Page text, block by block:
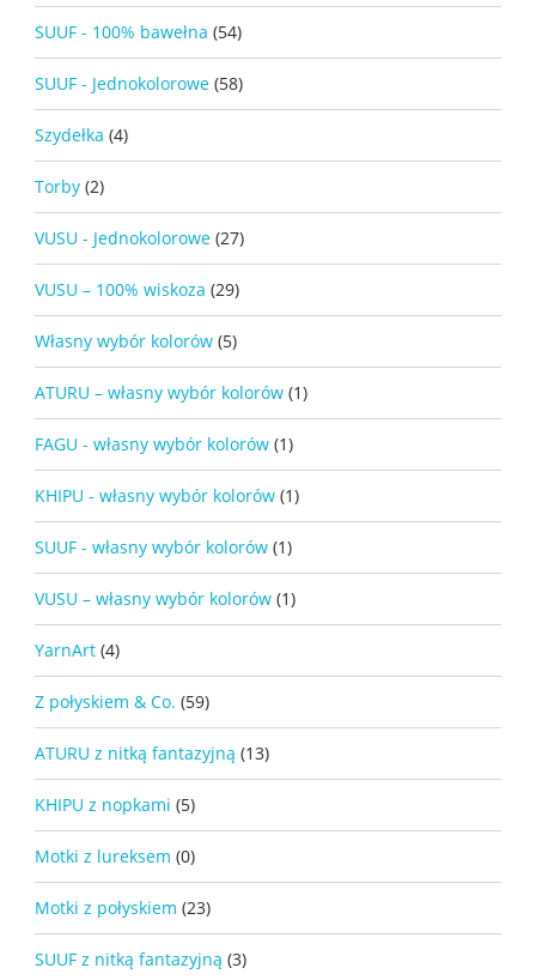
SUUF - 100% bawełna (54)
SUUF - Jednokolorowe (58)
Szydełka (4)
Torby (2)
VUSU - Jednokolorowe (27)
VUSU – 100% wiskoza (29)
Własny wybór kolorów (5)
ATURU – własny wybór kolorów (1)
FAGU - własny wybór kolorów (1)
KHIPU - własny wybór kolorów (1)
SUUF - własny wybór kolorów (1)
VUSU – własny wybór kolorów (1)
YarnArt (4)
Z połyskiem & Co. (59)
ATURU z nitką fantazyjną (13)
KHIPU z nopkami (5)
Motki z lureksem (0)
Motki z połyskiem (23)
SUUF z nitką fantazyjną (3)